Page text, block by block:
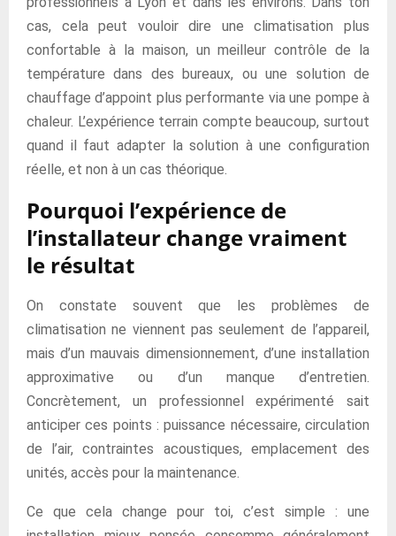
cas, cela peut vouloir dire une climatisation plus
confortable à la maison, un meilleur contrôle de la
température dans des bureaux, ou une solution de
chauffage d’appoint plus performante via une pompe à
chaleur. L’expérience terrain compte beaucoup, surtout
quand il faut adapter la solution à une configuration
réelle, et non à un cas théorique.
Pourquoi l’expérience de
l’installateur change vraiment
le résultat
On constate souvent que les problèmes de
climatisation ne viennent pas seulement de l’appareil,
mais d’un mauvais dimensionnement, d’une installation
approximative ou d’un manque d’entretien.
Concrètement, un professionnel expérimenté sait
anticiper ces points : puissance nécessaire, circulation
de l’air, contraintes acoustiques, emplacement des
unités, accès pour la maintenance.
Ce que cela change pour toi, c’est simple : une